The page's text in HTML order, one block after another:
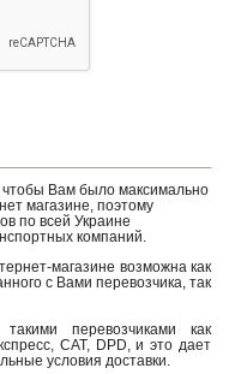
Вам было максимально
магазине, поэтому
по всей Украине
компаний.
магазине возможна как
с Вами перевозчика, так
перевозчиками как
САТ, DPD, и это дает
условия доставки.